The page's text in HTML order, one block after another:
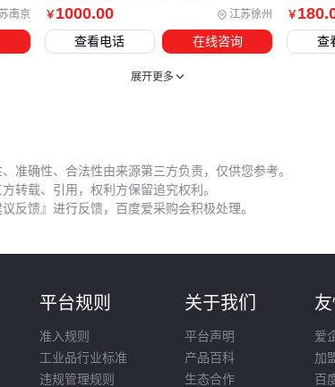
尤其要注意防静电采样勺这类易
样时产生的静电可能改变碳纳米
采样勺能避免这种微观结构破坏。
的频率稳定性更敏感。
五、实验室数据很完美，量产
车间却表现平平，最终发现是B车
附水分子。
三个最易被忽视的实操要点：
南京 ￥ 1000.00 江苏徐州
查看电话 在线咨询
￥ 180
查
展开更多
准确性、合法性由来源第三方负责，仅供您参考。
转载、引用，权利方保留追究权利。
反馈』进行反馈，百度爱采购会积极处理。
平台规则
准入规则
工业品行业标准
违规管理规则
关于我们
平台声明
产品百科
生态合作
爱
加
百